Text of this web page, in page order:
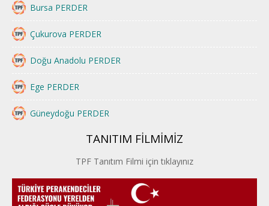
Bursa PERDER
Çukurova PERDER
Doğu Anadolu PERDER
Ege PERDER
Güneydoğu PERDER
İstanbul PERDER
İpek Yolu PERDER
Kayseri PERDER
TANITIM FİLMİMİZ
TPF Tanıtım Filmi için tıklayınız